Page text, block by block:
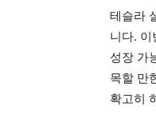
테슬라
니다.
성장 가
목할 만
확고히